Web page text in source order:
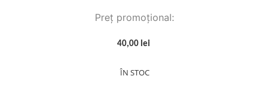
Preț promoțional:
40,00 lei
ÎN STOC